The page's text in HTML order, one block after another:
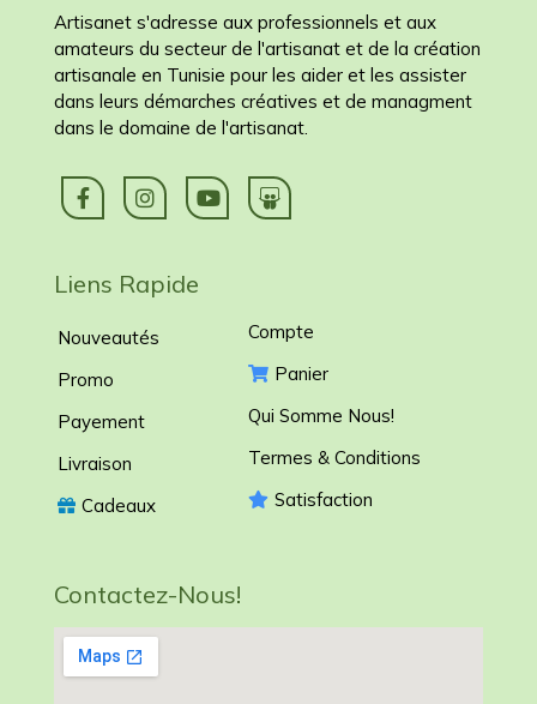
Artisanet s'adresse aux professionnels et aux
amateurs du secteur de l'artisanat et de la création
artisanale en Tunisie pour les aider et les assister
dans leurs démarches créatives et de managment
dans le domaine de l'artisanat.
Liens Rapide
Nouveautés
Promo
Payement
Livraison
Cadeaux
Compte
Panier
Qui Somme Nous!
Termes & Conditions
Satisfaction
Contactez-Nous!